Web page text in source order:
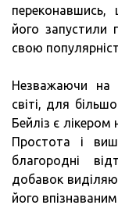
переконавшись,
його запустили
свою
Незважаючи на
світі, для
Бейліз є
Простота і
благородні
добавок
його впізнаваним